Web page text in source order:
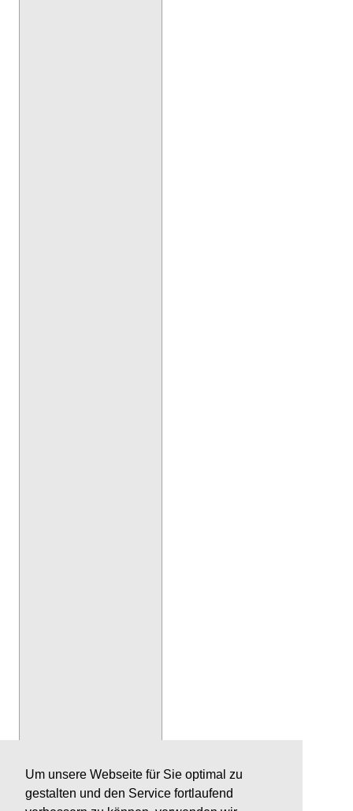
Um unsere Webseite für Sie optimal zu
gestalten und den Service fortlaufend